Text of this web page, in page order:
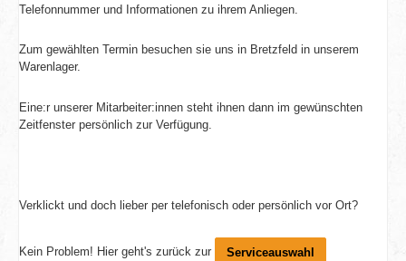
Telefonnummer und Informationen zu ihrem Anliegen.
Zum gewählten Termin besuchen sie uns in Bretzfeld in unserem
Warenlager.
Eine:r unserer Mitarbeiter:innen steht ihnen dann im gewünschten
Zeitfenster persönlich zur Verfügung.
Verklickt und doch lieber per telefonisch oder persönlich vor Ort?
Kein Problem! Hier geht's zurück zur Serviceauswahl